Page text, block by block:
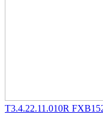
T3.4.22.11.010R